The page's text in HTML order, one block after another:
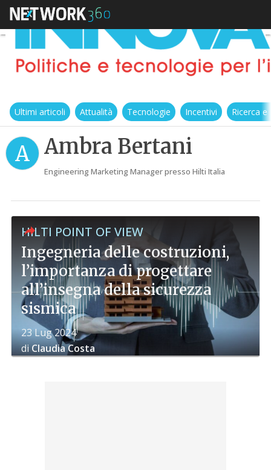
Ultimi articoli Attualità Tecnologie Incentivi Ricerca
A Ambra Bertani
Engineering Marketing Manager presso Hilti Italia
HILTI POINT OF VIEW
Ingegneria delle costruzioni,
l’importanza di progettare
all’insegna della sicurezza
sismica
23 Lug 2024
diClaudia Costa